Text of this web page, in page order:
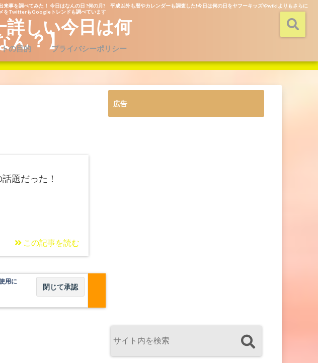
を調べてみた！ 今日はなんの日 ?何の月? 平成以外も暦やカレンダーも調査した!今日は何の日をヤフーキッズやwikiよりもさらに
をTwitterもGoogleトレンドも調べています
詳しい今日は何
ん？】
の目的 プライバシーポリシー
題だった！
この記事を読む
用に
広告